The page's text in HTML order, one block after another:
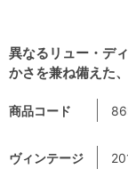
異なるリュー・デ
かさを兼ね備えた
商品コード
ヴィンテージ